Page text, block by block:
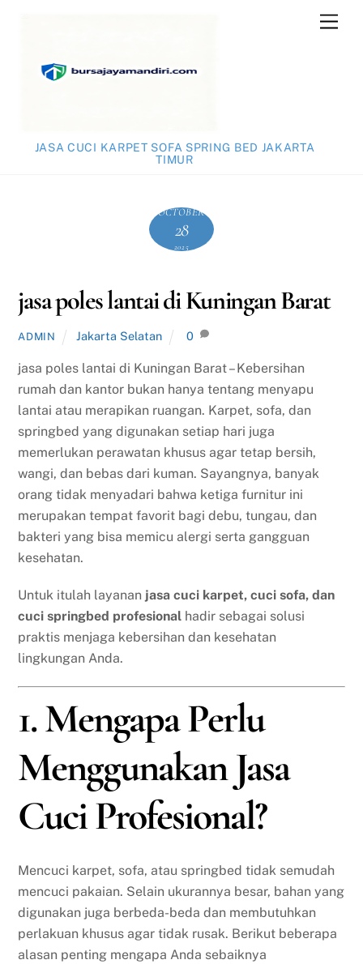
JASA CUCI KARPET SOFA SPRING BED JAKARTA
TIMUR
OCTOBER
28
2025
jasa poles lantai di Kuningan Barat
ADMIN Jakarta Selatan 0
jasa poles lantai di Kuningan Barat – Kebersihan
rumah dan kantor bukan hanya tentang menyapu
lantai atau merapikan ruangan. Karpet, sofa, dan
springbed yang digunakan setiap hari juga
memerlukan perawatan khusus agar tetap bersih,
wangi, dan bebas dari kuman. Sayangnya, banyak
orang tidak menyadari bahwa ketiga furnitur ini
merupakan tempat favorit bagi debu, tungau, dan
bakteri yang bisa memicu alergi serta gangguan
kesehatan.
Untuk itulah layanan jasa cuci karpet, cuci sofa, dan
cuci springbed profesional hadir sebagai solusi
praktis menjaga kebersihan dan kesehatan
lingkungan Anda.
1. Mengapa Perlu
Menggunakan Jasa
Cuci Profesional?
Mencuci karpet, sofa, atau springbed tidak semudah
mencuci pakaian. Selain ukurannya besar, bahan yang
digunakan juga berbeda-beda dan membutuhkan
perlakuan khusus agar tidak rusak. Berikut beberapa
alasan penting mengapa Anda sebaiknya